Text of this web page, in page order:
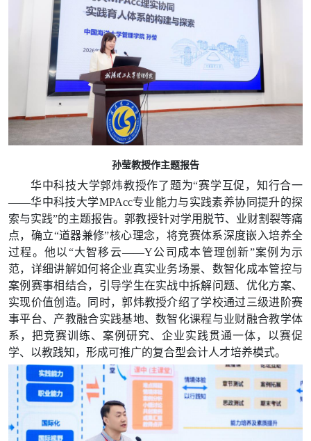
孙莹教授作主题报告
华中科技大学郭炜教授作了题为“赛学互促，知行合一
——华中科技大学MPAcc专业能力与实践素养协同提升的探
索与实践”的主题报告。郭教授针对学用脱节、业财割裂等痛
点，确立“道器兼修”核心理念，将竞赛体系深度嵌入培养全
过程。他以“大智移云——Y公司成本管理创新”案例为示
范，详细讲解如何将企业真实业务场景、数智化成本管控与
案例赛事相结合，引导学生在实战中拆解问题、优化方案、
实现价值创造。同时，郭炜教授介绍了学校通过三级进阶赛
事平台、产教融合实践基地、数智化课程与业财融合教学体
系，把竞赛训练、案例研究、企业实践贯通一体，以赛促
学、以教践知，形成可推广的复合型会计人才培养模式。